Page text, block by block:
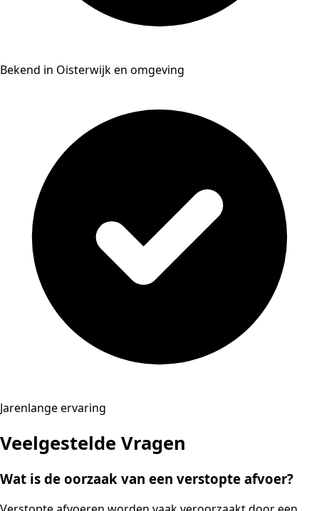
Bekend in Oisterwijk en omgeving
Jarenlange ervaring
Veelgestelde Vragen
Wat is de oorzaak van een verstopte afvoer?